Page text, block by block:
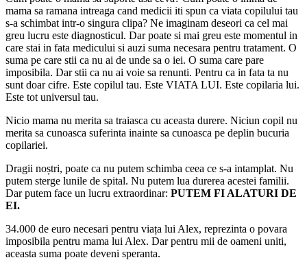
mama sa ramana intreaga cand medicii iti spun ca viata copilului tau
s-a schimbat intr-o singura clipa? Ne imaginam deseori ca cel mai
greu lucru este diagnosticul. Dar poate si mai greu este momentul in
care stai in fata medicului si auzi suma necesara pentru tratament. O
suma pe care stii ca nu ai de unde sa o iei. O suma care pare
imposibila. Dar stii ca nu ai voie sa renunti. Pentru ca in fata ta nu
sunt doar cifre. Este copilul tau. Este VIATA LUI. Este copilaria lui.
Este tot universul tau.
Nicio mama nu merita sa traiasca cu aceasta durere. Niciun copil nu
merita sa cunoasca suferinta inainte sa cunoasca pe deplin bucuria
copilariei.
Dragii noștri, poate ca nu putem schimba ceea ce s-a intamplat. Nu
putem sterge lunile de spital. Nu putem lua durerea acestei familii.
Dar putem face un lucru extraordinar: PUTEM FI ALATURI DE
EI.
34.000 de euro necesari pentru viața lui Alex, reprezinta o povara
imposibila pentru mama lui Alex. Dar pentru mii de oameni uniti,
aceasta suma poate deveni speranta.